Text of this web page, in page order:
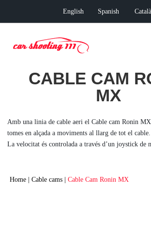
English Spanish Català
CABLE CAM
MX
Amb una linia de cable aeri el Cable cam Ronin
tomes en alçada a moviments al llarg de tot el cable.
La velocitat és controlada a través d’un joystick de
Home Cable cams Cable Cam Ronin MX